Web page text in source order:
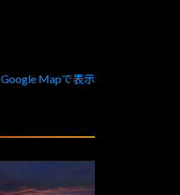
Google Mapで表示